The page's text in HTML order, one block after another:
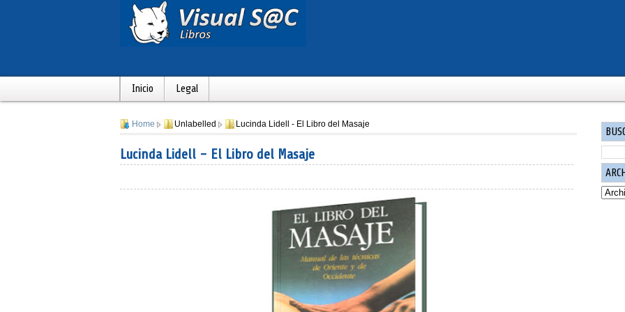
Inicio Legal
Home Unlabelled Lucinda Lidell - El Libro del Masaje
Lucinda Lidell - El Libro del Masaje